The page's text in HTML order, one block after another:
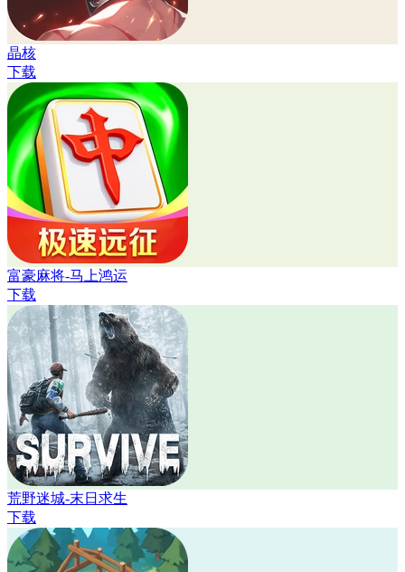
晶核
下载
富豪麻将-马上鸿运
下载
荒野迷城-末日求生
下载